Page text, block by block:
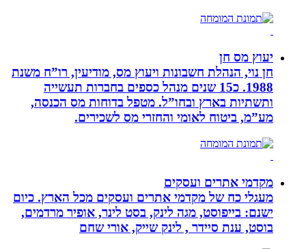
יעוץ מס חן
חן נוי, הנהלת חשבונות ויעוץ מס, מודיעין, רו”ח משנת
1988. כ15 שנים מנהל כספים בחברות תעשייה
ותשתיות בארץ ובחו”ל. מטפל בדוחות מס הכנסה,
מע”מ, ביטוח לאומי והחזרי מס לשכירים.
מקדמי אתרים ועסקים
מעגלי כח של מקדמי אתרים ועסקים מכל הארץ. כיום
ישנם: בייפוסט, מגה לינק, בסט לינר, אופיר מרדמים,
בוסט, ענת סיידר , לינק שייק, אורי שחם